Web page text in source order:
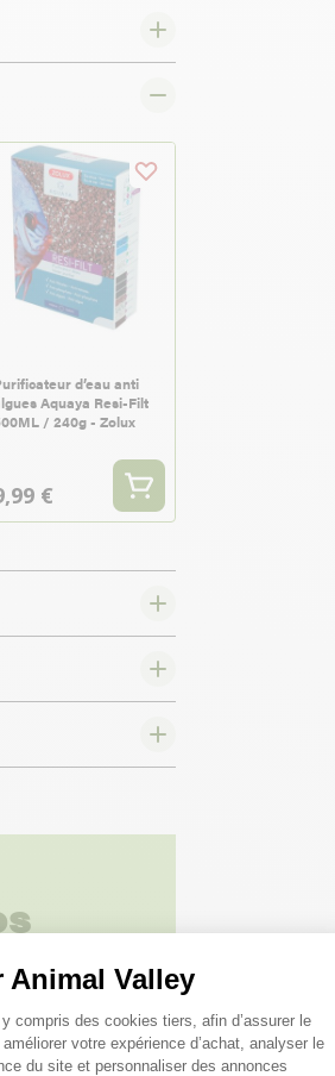
Animal Valley
du
compris des cookies tiers, afin d’assurer le
votre expérience d’achat, analyser le
du site et personnaliser des annonces
d’eau anti
Aquaya Resi-Filt
/ 240g - Zolux
€